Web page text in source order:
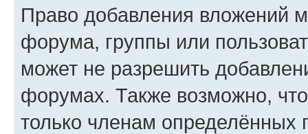
Право добавления вложений
форума, группы или
может не разрешить
форумах. Также возможно,
только членам определённых